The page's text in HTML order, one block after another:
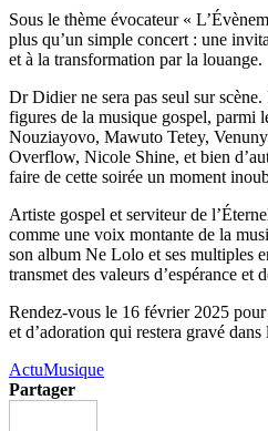
Sous le thème évocateur «
plus qu’un simple concert : une
et à la transformation par la louange.
Dr Didier ne sera pas seul sur
figures de la musique gospel, parmi
Nouziayovo, Mawuto Tetey,
Overflow, Nicole Shine, et bien
faire de cette soirée un moment
Artiste gospel et serviteur de
comme une voix montante de la
son album Ne Lolo et ses multiples
transmet des valeurs d’espérance et
Rendez-vous le 16 février 2025
et d’adoration qui restera gravé dans
ActuMusique
Partager